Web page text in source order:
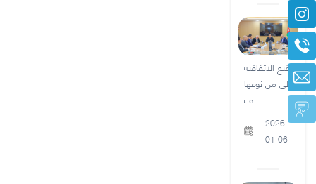
توقيع الاتفاقية
الأولى من نوعها
ف
2026-
01-06